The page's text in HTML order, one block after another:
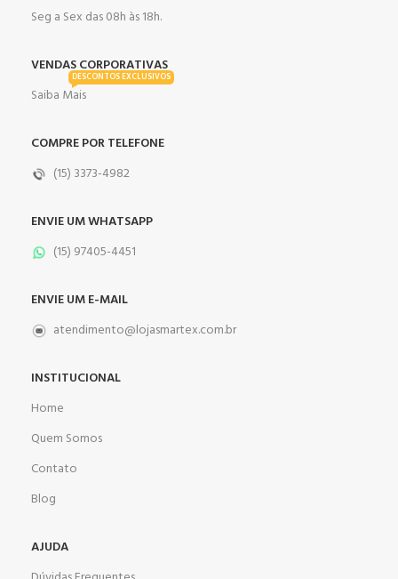
Seg a Sex das 08h às 18h.
VENDAS CORPORATIVAS
Saiba Mais
DESCONTOS EXCLUSIVOS
COMPRE POR TELEFONE
(15) 3373-4982
ENVIE UM WHATSAPP
(15) 97405-4451
ENVIE UM E-MAIL
atendimento@lojasmartex.com.br
INSTITUCIONAL
Home
Quem Somos
Contato
Blog
AJUDA